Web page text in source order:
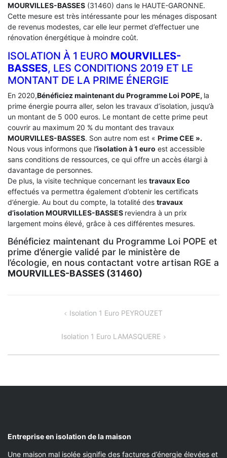
MOURVILLES-BASSES (31460) dans le HAUTE-GARONNE.
Cette mesure est très intéressante pour les ménages disposant
de revenus modestes, car elle leur permet d’effectuer une
rénovation énergétique à moindre coût.
ISOLATION À 1 EURO MOURVILLES-
BASSES, LES CONDITIONS 2019 ET LE
MONTANT DE LA PRIME ÉNERGIE
En 2020,Bénéficiez maintenant du Programme Loi POPE, la
prime énergie pourra aller, selon les travaux d’isolation, jusqu’à
un montant de 5 000 euros. Le montant de cette prime peut
couvrir au maximum 20 % du montant des travaux
MOURVILLES-BASSES. Son autre nom est « Prime CEE ».
Nous vous informons que l‘isolation à 1 euro est accessible
sans conditions de ressources, ce qui offre un accès élargi à
davantage de personnes.
De plus, la visite technique concernant les travaux Eco
effectués va permettra également d’obtenir les certificats
d’énergie. Au bout du compte, la totalité des travaux
d’isolation MOURVILLES-BASSES reviendra à un prix
largement moins élevé, grâce à ces différentes mesures.
Bénéficiez maintenant du Programme Loi POPE et
prime d’énergie validé par le ministère de
l’écologie, en nous contactant votre artisan RGE a
MOURVILLES-BASSES (31460)
NAVIGATION Isolation 1 Euro PEYROUZET
Isolation 1 Euro LAMASQUERE
Entreprise en isolation de la maison
Une maison mal isolée signifie des factures d’énergie élevées et